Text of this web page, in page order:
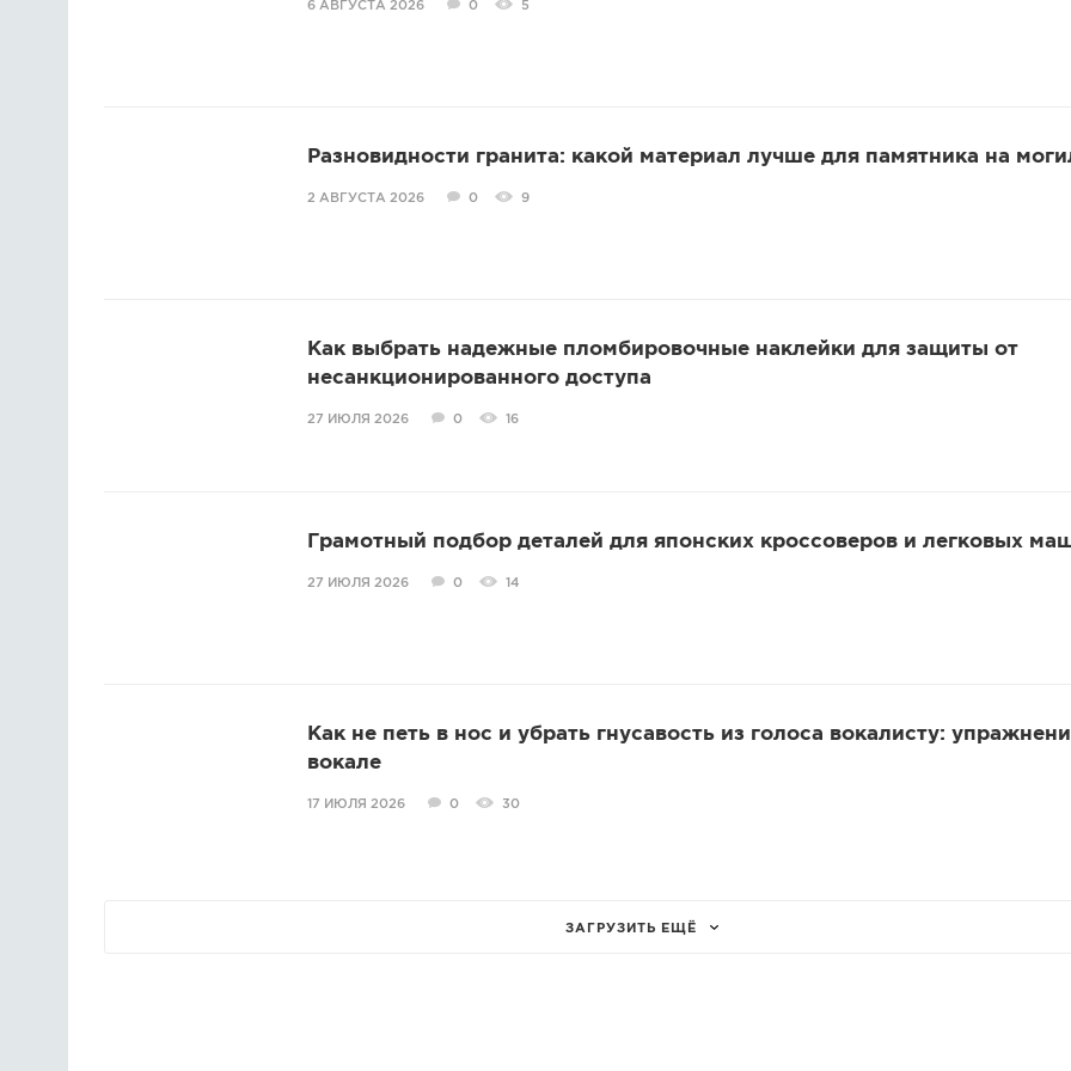
6 АВГУСТА 2026 0 5
Разновидности гранита: какой материал лучше для памятника на
2 АВГУСТА 2026 0 9
Как выбрать надежные пломбировочные наклейки для защиты от
несанкционированного доступа
27 ИЮЛЯ 2026 0 16
Грамотный подбор деталей для японских кроссоверов и легковых
27 ИЮЛЯ 2026 0 14
Как не петь в нос и убрать гнусавость из голоса вокалисту:
вокале
17 ИЮЛЯ 2026 0 30
ЗАГРУЗИТЬ ЕЩЁ